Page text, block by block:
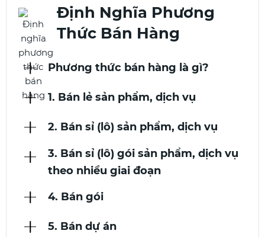
Định Nghĩa Phương
Thức Bán Hàng
Phương thức bán hàng là gì?
1. Bán lẻ sản phẩm, dịch vụ
2. Bán sỉ (lô) sản phẩm, dịch vụ
3. Bán sỉ (lô) gói sản phẩm, dịch vụ
theo nhiều giai đoạn
4. Bán gói
5. Bán dự án